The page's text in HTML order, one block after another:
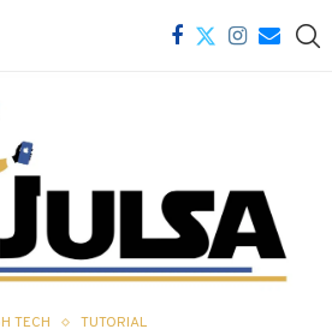
TECH TUTORIAL